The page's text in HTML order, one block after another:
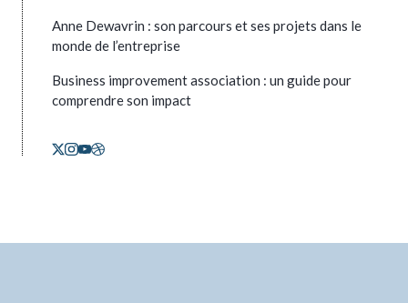
Anne Dewavrin : son parcours et ses projets dans le
monde de l’entreprise
Business improvement association : un guide pour
comprendre son impact